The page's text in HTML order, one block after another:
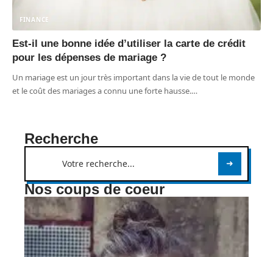
FINANCE
Est-il une bonne idée d’utiliser la carte de crédit
pour les dépenses de mariage ?
Un mariage est un jour très important dans la vie de tout le monde
et le coût des mariages a connu une forte hausse.…
Recherche
Nos coups de coeur